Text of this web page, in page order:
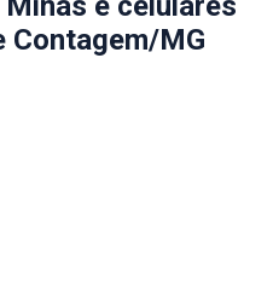
Contagem/MG